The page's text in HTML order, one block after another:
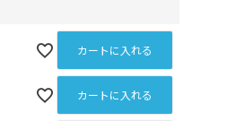
カートに入れる
カートに入れる